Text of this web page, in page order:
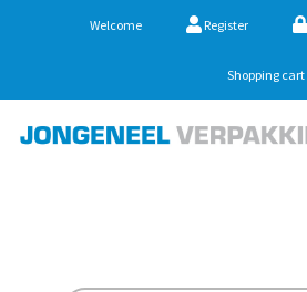
Welcome Register
Shopping cart